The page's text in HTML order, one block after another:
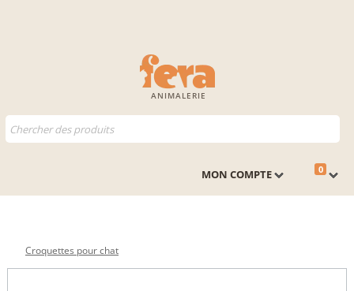
ANIMALERIE
0
MON COMPTE
Croquettes pour chat